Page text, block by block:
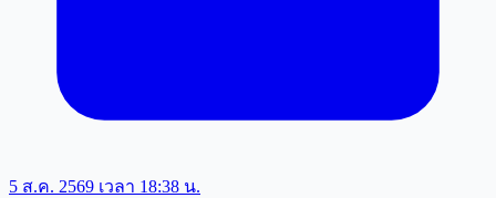
5 ส.ค. 2569 เวลา 18:38 น.